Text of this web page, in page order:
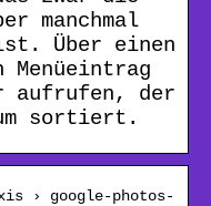
manchmal
Über einen
der
sortiert.
› google-photos-